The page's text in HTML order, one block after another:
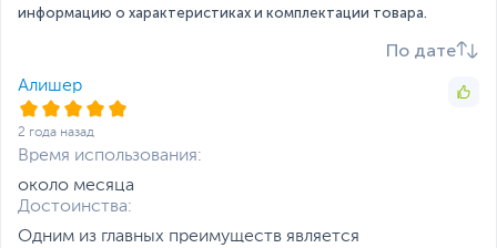
Емкость батареи 4400
Время зарядки около 4
информацию о характеристиках и комплектации товара.
По дате
Алишер
2 года назад
Время использования:
около месяца
Достоинства:
Одним из главных преимуществ является